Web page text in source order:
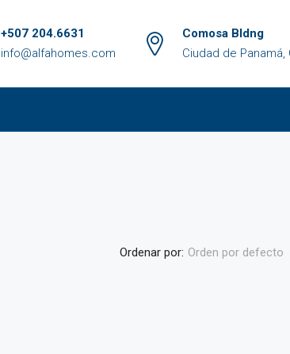
+507 204.6631
info@alfahomes.com
Comosa Bldng
Ciudad de Panamá,
Ordenar por: Orden por defecto